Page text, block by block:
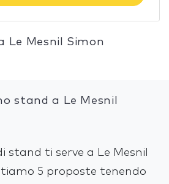
Le Mesnil Simon
stand a Le Mesnil
stand ti serve a Le Mesnil
5 proposte tenendo